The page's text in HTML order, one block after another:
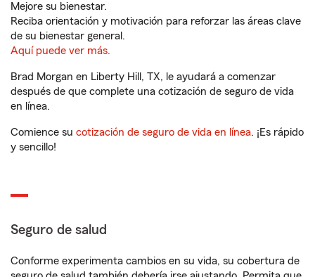
Mejore su bienestar.
Reciba orientación y motivación para reforzar las áreas clave
de su bienestar general.
Aquí puede ver más.
Brad Morgan en Liberty Hill, TX, le ayudará a comenzar
después de que complete una cotización de seguro de vida
en línea.
Comience su cotización de seguro de vida en línea. ¡Es rápido
y sencillo!
Seguro de salud
Conforme experimenta cambios en su vida, su cobertura de